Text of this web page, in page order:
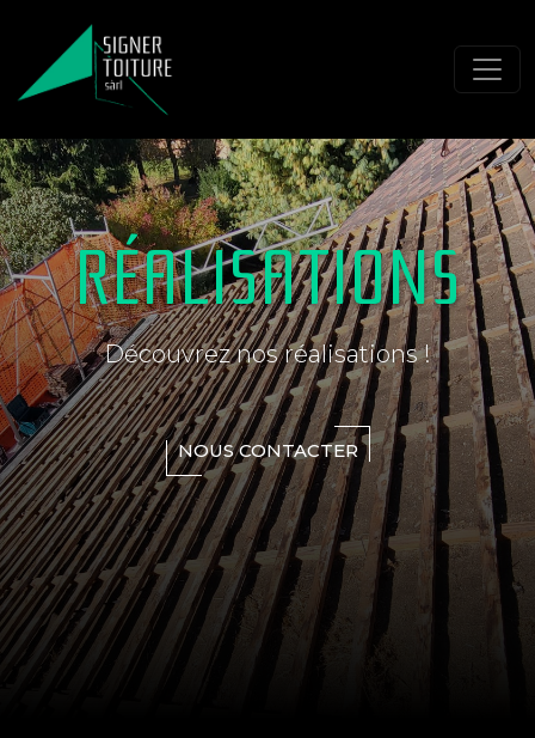
RÉALISATIONS
Découvrez nos réalisations !
NOUS CONTACTER